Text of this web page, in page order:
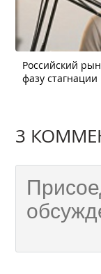
Российский
фазу стагнации
3